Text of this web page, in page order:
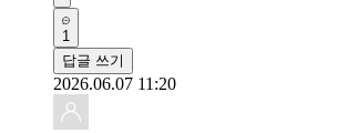
1
답글 쓰기
2026.06.07 11:20